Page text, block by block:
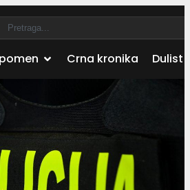
Crna kronika Dulist